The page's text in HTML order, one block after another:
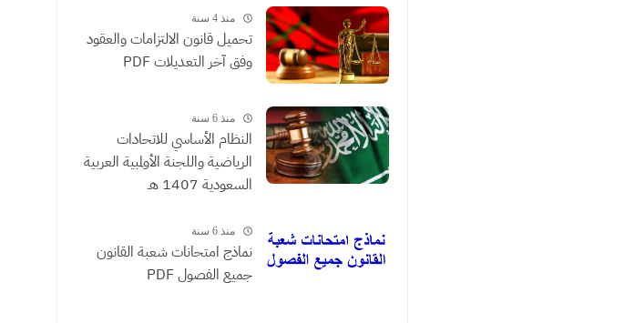
منذ 4 سنة
تحميل قانون الالتزامات والعقود
وفق آخر التعديلات PDF
منذ 6 سنة
النظام الأساسي للاتحادات
الرياضية واللجنة الأولمبية العربية
السعودية 1407 هـ
منذ 6 سنة
نماذج امتحانات شعبة القانون
جميع الفصول PDF